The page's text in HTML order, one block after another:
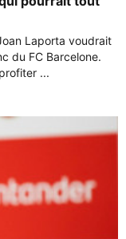
Laporta voudrait
du FC Barcelone.
...